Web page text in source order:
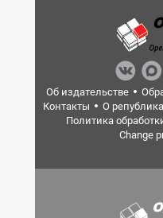
Об издательстве
Контакты
О
Политика
Change